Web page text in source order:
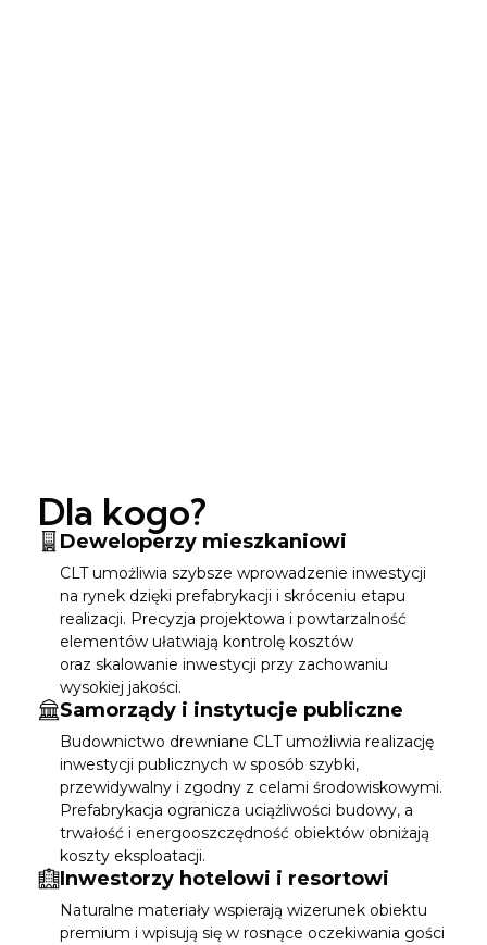
Dla kogo?
Deweloperzy mieszkaniowi
CLT umożliwia szybsze wprowadzenie inwestycji
na rynek dzięki prefabrykacji i skróceniu etapu
realizacji. Precyzja projektowa i powtarzalność
elementów ułatwiają kontrolę kosztów
oraz skalowanie inwestycji przy zachowaniu
wysokiej jakości.
Samorządy i instytucje publiczne
Budownictwo drewniane CLT umożliwia realizację
inwestycji publicznych w sposób szybki,
przewidywalny i zgodny z celami środowiskowymi.
Prefabrykacja ogranicza uciążliwości budowy, a
trwałość i energooszczędność obiektów obniżają
koszty eksploatacji.
Inwestorzy hotelowi i resortowi
Naturalne materiały wspierają wizerunek obiektu
premium i wpisują się w rosnące oczekiwania gości